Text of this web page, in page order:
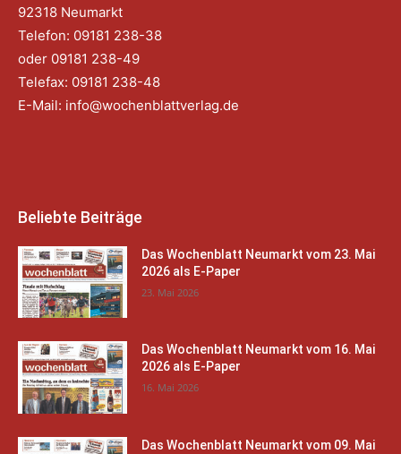
92318 Neumarkt
Telefon: 09181 238-38
oder 09181 238-49
Telefax: 09181 238-48
E-Mail: info@wochenblattverlag.de
Beliebte Beiträge
Das Wochenblatt Neumarkt vom 23. Mai
2026 als E-Paper
23. Mai 2026
Das Wochenblatt Neumarkt vom 16. Mai
2026 als E-Paper
16. Mai 2026
Das Wochenblatt Neumarkt vom 09. Mai